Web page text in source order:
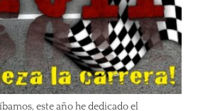
este año he dedicado el